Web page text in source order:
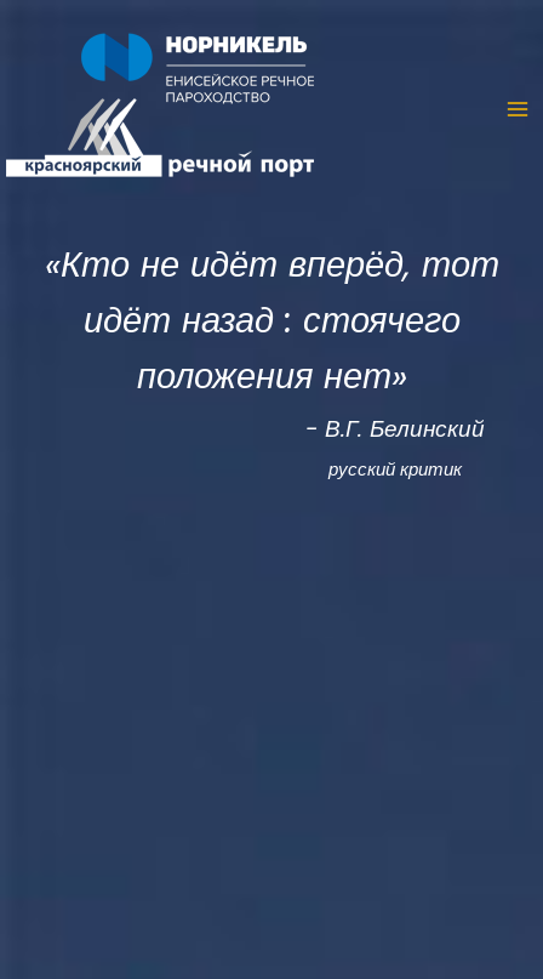
«Кто не идёт вперёд, тот
идёт назад : стоячего
положения нет»
- В.Г. Белинский
русский критик